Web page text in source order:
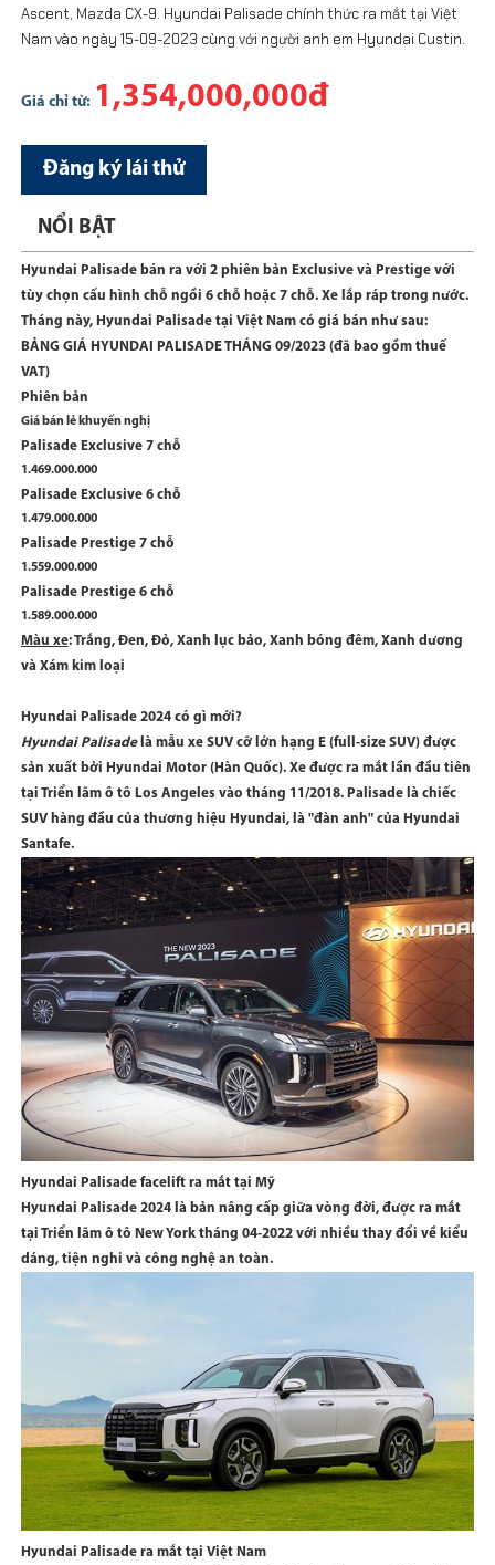
Ascent, Mazda CX-9. Hyundai Palisade chính thức ra mắt tại Việt
Nam vào ngày 15-09-2023 cùng với người anh em Hyundai Custin.
Giá chỉ từ: 1,354,000,000đ
Đăng ký lái thử
NỔI BẬT
Hyundai Palisade bán ra với 2 phiên bản Exclusive và Prestige với
tùy chọn cấu hình chỗ ngồi 6 chỗ hoặc 7 chỗ. Xe lắp ráp trong nước.
Tháng này, Hyundai Palisade tại Việt Nam có giá bán như sau:
BẢNG GIÁ HYUNDAI PALISADE THÁNG 09/2023 (đã bao gồm thuế
VAT)
Phiên bản
Giá bán lẻ khuyến nghị
Palisade Exclusive 7 chỗ
1.469.000.000
Palisade Exclusive 6 chỗ
1.479.000.000
Palisade Prestige 7 chỗ
1.559.000.000
Palisade Prestige 6 chỗ
1.589.000.000
Màu xe: Trắng, Đen, Đỏ, Xanh lục bảo, Xanh bóng đêm, Xanh dương
và Xám kim loại
Hyundai Palisade 2024 có gì mới?
Hyundai Palisadelà mẫu xe SUV cỡ lớn hạng E (full-size SUV) được
sản xuất bởi Hyundai Motor (Hàn Quốc). Xe được ra mắt lần đầu tiên
tại Triển lãm ô tô Los Angeles vào tháng 11/2018. Palisade là chiếc
SUV hàng đầu của thương hiệu Hyundai, là "đàn anh" của Hyundai
Santafe.
Hyundai Palisade facelift ra mắt tại Mỹ
Hyundai Palisade 2024 là bản nâng cấp giữa vòng đời, được ra mắt
tại Triển lãm ô tô New York tháng 04-2022 với nhiều thay đổi về kiểu
dáng, tiện nghi và công nghệ an toàn.
Hyundai Palisade ra mắt tại Việt Nam